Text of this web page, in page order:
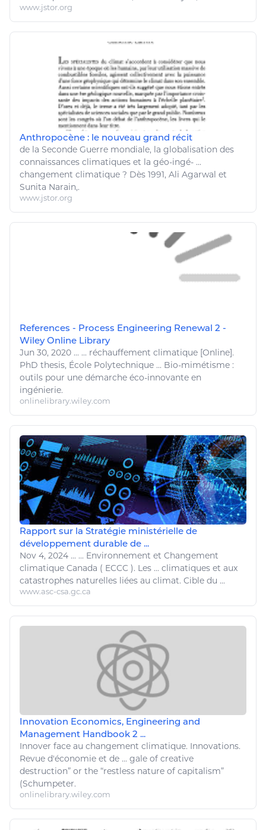
www.jstor.org
Anthropocène : le nouveau grand récit
de la Seconde Guerre mondiale, la globalisation des
connaissances climatiques et la géo-ingé- ...
changement climatique ? Dès 1991, Ali Agarwal et
Sunita Narain,.
www.jstor.org
References - Process Engineering Renewal 2 -
Wiley Online Library
Jun 30, 2020 ... ... réchauffement climatique [Online].
PhD thesis, École Polytechnique ... Bio-mimétisme :
outils pour une démarche éco-innovante en
ingénierie.
onlinelibrary.wiley.com
Rapport sur la Stratégie ministérielle de
développement durable de ...
Nov 4, 2024 ... ... Environnement et Changement
climatique Canada ( ECCC ). Les ... climatiques et aux
catastrophes naturelles liées au climat. Cible du ...
www.asc-csa.gc.ca
Innovation Economics, Engineering and
Management Handbook 2 ...
Innover face au changement climatique. Innovations.
Revue d'économie et de ... gale of creative
destruction” or the “restless nature of capitalism”
(Schumpeter.
onlinelibrary.wiley.com